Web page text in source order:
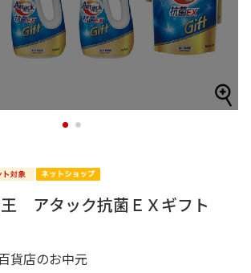
1 2
アタック抗菌ＥＸギフト
貨店のお中元